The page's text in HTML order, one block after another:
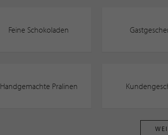
Feine Schokoladen
Handgemachte Pralinen